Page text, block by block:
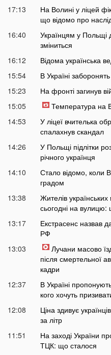
17:13
На Волині у ліцей
що відомо про
16:40
Українцям у
зміниться
16:12
Відома українська
15:54
В Україні
15:23
На фронті загинув
15:05
Температура на
14:53
У ліцеї вчителька
спалахнув скандал
14:26
У Польщі підлітки
річного українця
14:10
Стало відомо, коли
градом
13:38
Жителів
сьогодні на вулицю:
13:17
Екстрасенс назвав
РФ
13:03
Лучани масово
після смертельної
кадри
12:37
В Україні
кого хочуть
12:08
Ціна здивує
за літр
11:51
На заході України
ТЦК: що сталося